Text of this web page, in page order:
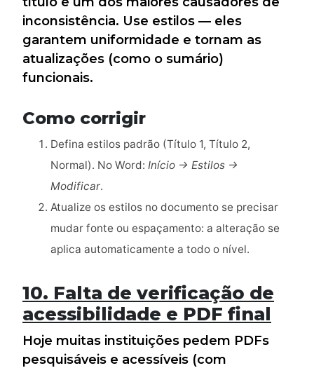
inconsistência. Use estilos — eles
garantem uniformidade e tornam as
atualizações (como o sumário)
funcionais.
Como corrigir
Defina estilos padrão (Título 1, Título 2,
Normal). No Word: Início → Estilos →
Modificar.
Atualize os estilos no documento se precisar
mudar fonte ou espaçamento: a alteração se
aplica automaticamente a todo o nível.
10. Falta de verificação de
acessibilidade e PDF final
Hoje muitas instituições pedem PDFs
pesquisáveis e acessíveis (com